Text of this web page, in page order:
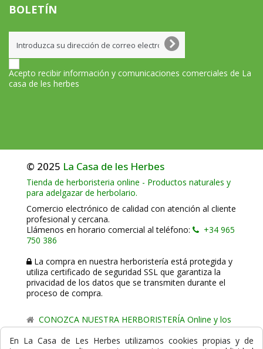
BOLETÍN
Acepto recibir información y comunicaciones comerciales de La
casa de les herbes
© 2025 La Casa de les Herbes
Tienda de herboristeria online - Productos naturales y
para adelgazar de herbolario.
Comercio electrónico de calidad con atención al cliente
profesional y cercana.
Llámenos en horario comercial al teléfono:
+34 965
750 386
La compra en nuestra herboristería está protegida y
utiliza certificado de seguridad SSL que garantiza la
privacidad de los datos que se transmiten durante el
proceso de compra.
CONOZCA NUESTRA HERBORISTERÍA Online y los
comercio de proximidad de La Casa de les Herbes.
En La Casa de Les Herbes utilizamos cookies propias y de